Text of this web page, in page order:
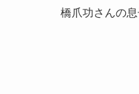
橋爪功さんの